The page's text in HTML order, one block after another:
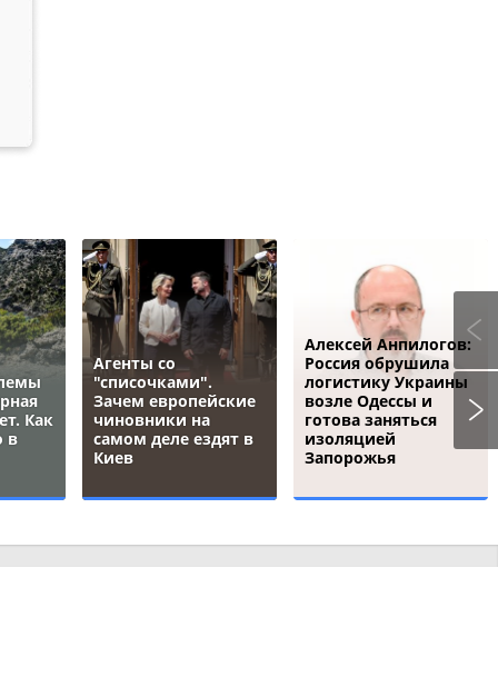
Как
в
Агенты со
"списочками".
Зачем европейские
чиновники на
самом деле ездят в
Киев
Алексей Анпилогов:
Россия обрушила
логистику Украины
возле Одессы и
готова заняться
изоляцией
Запорожья